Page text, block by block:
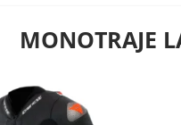
MONOTRAJE